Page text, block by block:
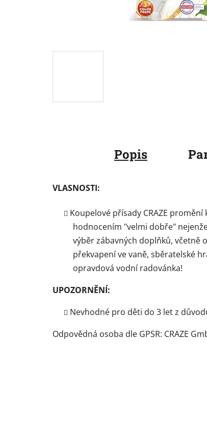
Popis
VLASNOSTI:
Koupelové přísady CRAZE
hodnocením "velmi dobře"
výběr zábavných doplňků, včetně
překvapení ve vaně, sběratelské
opravdová vodní radovánka!
UPOZORNĚNÍ:
Nevhodné pro děti do 3 let z
Odpovědná osoba dle GPSR: CRAZE